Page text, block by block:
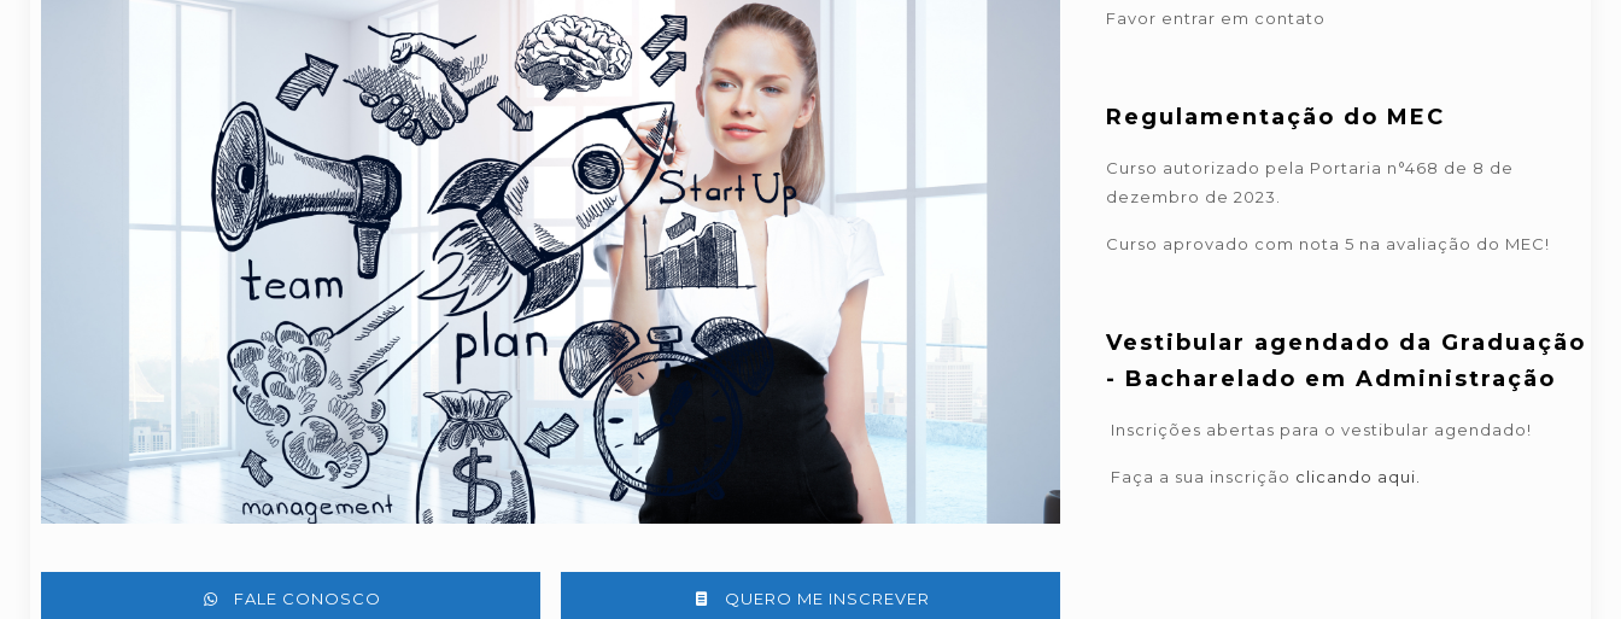
FALE CONOSCO QUERO ME INSCREVER
Favor entrar em contato
Regulamentação do MEC
Curso autorizado pela Portaria n°468 de 8 de
dezembro de 2023.
Curso aprovado com nota 5 na avaliação do MEC!
Vestibular agendado da Graduação
- Bacharelado em Administração
Inscrições abertas para o vestibular agendado!
Faça a sua inscrição clicando aqui.